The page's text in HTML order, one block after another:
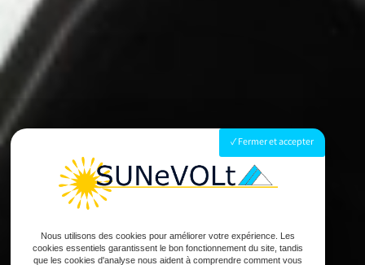
Fermer et accepter
Nous utilisons des cookies pour améliorer votre expérience. Les
cookies essentiels garantissent le bon fonctionnement du site, tandis
que les cookies d'analyse nous aident à comprendre comment vous